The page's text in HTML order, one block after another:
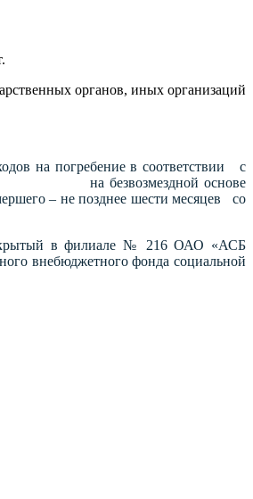
органов, иных организаций
на погребение в соответствии с
на безвозмездной основе
– не позднее шести месяцев со
открытый в филиале № 216 ОАО «АСБ
внебюджетного фонда социальной